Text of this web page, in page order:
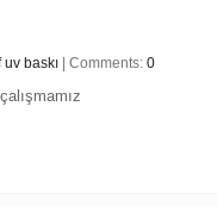
uv baskı | Comments: 0